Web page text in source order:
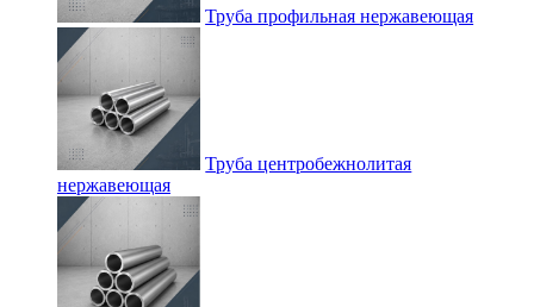
Труба профильная нержавеющая
Труба центробежнолитая
нержавеющая